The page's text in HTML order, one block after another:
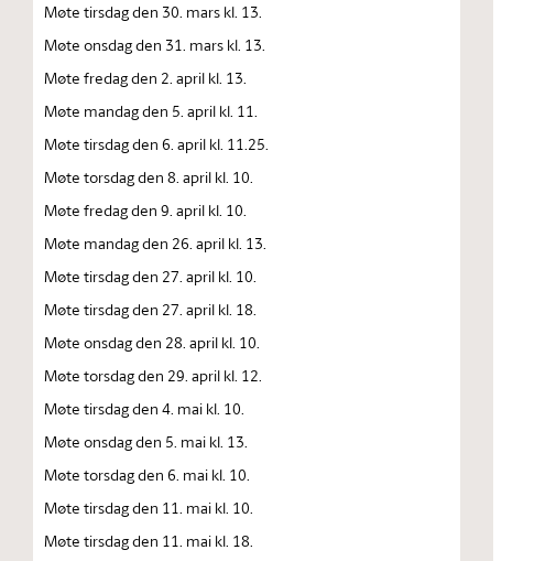
Møte tirsdag den 30. mars kl. 13.
Møte onsdag den 31. mars kl. 13.
Møte fredag den 2. april kl. 13.
Møte mandag den 5. april kl. 11.
Møte tirsdag den 6. april kl. 11.25.
Møte torsdag den 8. april kl. 10.
Møte fredag den 9. april kl. 10.
Møte mandag den 26. april kl. 13.
Møte tirsdag den 27. april kl. 10.
Møte tirsdag den 27. april kl. 18.
Møte onsdag den 28. april kl. 10.
Møte torsdag den 29. april kl. 12.
Møte tirsdag den 4. mai kl. 10.
Møte onsdag den 5. mai kl. 13.
Møte torsdag den 6. mai kl. 10.
Møte tirsdag den 11. mai kl. 10.
Møte tirsdag den 11. mai kl. 18.